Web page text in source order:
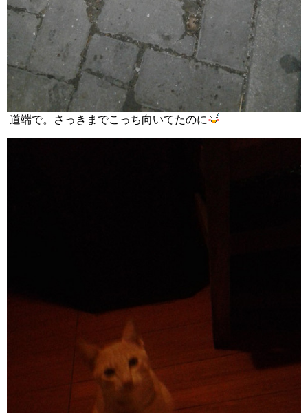
道端で。さっきまでこっち向いてたのに